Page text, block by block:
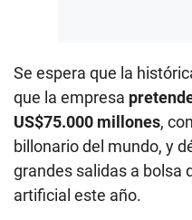
Se espera que la
que la empresa
US$75.000 millones,
billonario del mundo, y
grandes salidas a bolsa
artificial este año.